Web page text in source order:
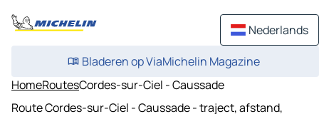
Nederlands
Bladeren op ViaMichelin Magazine
HomeRoutesCordes-sur-Ciel - Caussade
Route Cordes-sur-Ciel - Caussade - traject, afstand,